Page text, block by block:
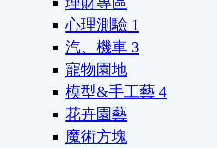
心理測驗 1
汽、機車 3
寵物園地
模型&手工藝 4
花卉園藝
魔術方塊